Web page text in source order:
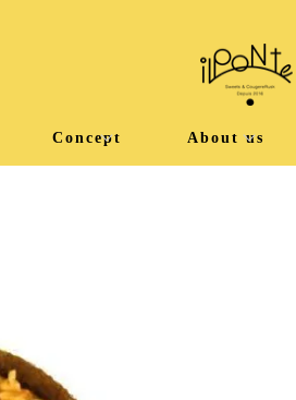
Concept About us